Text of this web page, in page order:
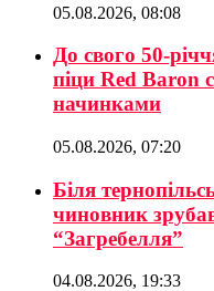
05.08.2026, 08:08
До свого 50-
піци Red Baron
начинками
05.08.2026, 07:20
Біля
чиновник
“Загребелля”
04.08.2026, 19:33